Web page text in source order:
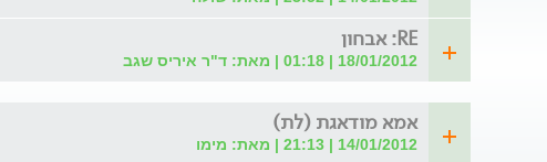
RE: אבחון
18/01/2012 | 01:18 | מאת: ד"ר איריס שגב
אמא מודאגת (לת)
14/01/2012 | 21:13 | מאת: מימו